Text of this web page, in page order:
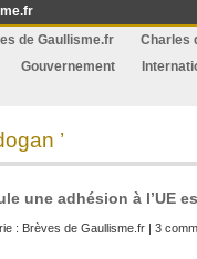
de Gaullisme.fr Charles
Gouvernement
’
une adhésion à l’UE
: Brèves de Gaullisme.fr | 3